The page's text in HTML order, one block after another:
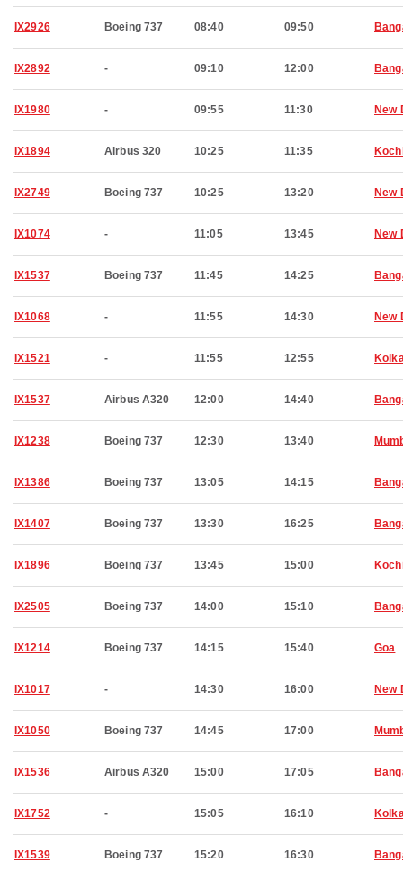
IX2926 Boeing 737 08:40 09:50
IX2892 - 09:10 12:00
IX1980 - 09:55 11:30 New
IX1894 Airbus 320 10:25 11:35
IX2749 Boeing 737 10:25 13:20 New
IX1074 - 11:05 13:45 New
IX1537 Boeing 737 11:45 14:25
IX1068 - 11:55 14:30 New
IX1521 - 11:55 12:55
IX1537 Airbus A320 12:00 14:40
IX1238 Boeing 737 12:30 13:40
IX1386 Boeing 737 13:05 14:15
IX1407 Boeing 737 13:30 16:25
IX1896 Boeing 737 13:45 15:00
IX2505 Boeing 737 14:00 15:10
IX1214 Boeing 737 14:15 15:40 Goa
IX1017 - 14:30 16:00 New
IX1050 Boeing 737 14:45 17:00
IX1536 Airbus A320 15:00 17:05
IX1752 - 15:05 16:10
IX1539 Boeing 737 15:20 16:30